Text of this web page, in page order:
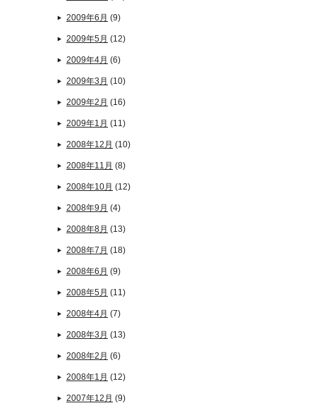
2009年6月 (9)
2009年5月 (12)
2009年4月 (6)
2009年3月 (10)
2009年2月 (16)
2009年1月 (11)
2008年12月 (10)
2008年11月 (8)
2008年10月 (12)
2008年9月 (4)
2008年8月 (13)
2008年7月 (18)
2008年6月 (9)
2008年5月 (11)
2008年4月 (7)
2008年3月 (13)
2008年2月 (6)
2008年1月 (12)
2007年12月 (9)